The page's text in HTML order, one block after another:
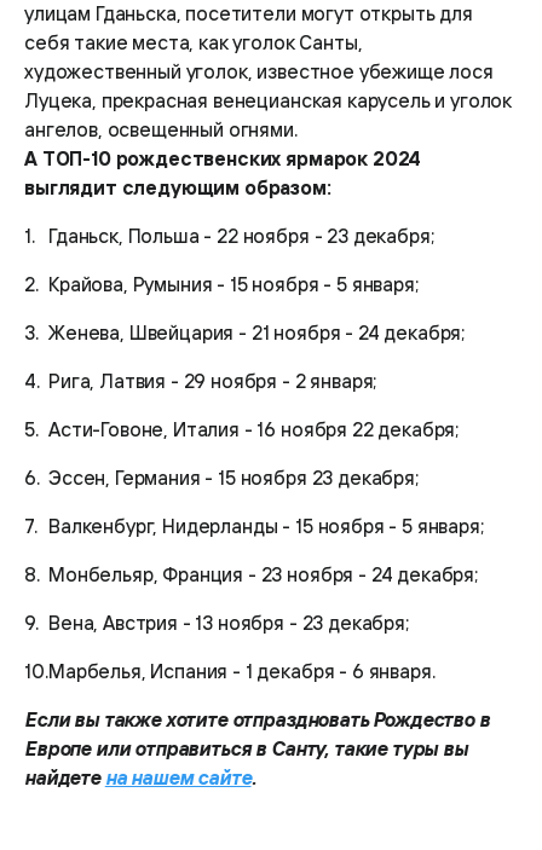
улицам Гданьска, посетители могут открыть для
себя такие места, как уголок Санты,
художественный уголок, известное убежище лося
Луцека, прекрасная венецианская карусель и уголок
ангелов, освещенный огнями.
А ТОП-10 рождественских ярмарок 2024
выглядит следующим образом:
Гданьск, Польша - 22 ноября - 23 декабря;
Крайова, Румыния - 15 ноября - 5 января;
Женева, Швейцария - 21 ноября - 24 декабря;
Рига, Латвия - 29 ноября - 2 января;
Асти-Говоне, Италия - 16 ноября 22 декабря;
Эссен, Германия - 15 ноября 23 декабря;
Валкенбург, Нидерланды - 15 ноября - 5 января;
Монбельяр, Франция - 23 ноября - 24 декабря;
Вена, Австрия - 13 ноября - 23 декабря;
Марбелья, Испания - 1 декабря - 6 января.
Если вы также хотите отпраздновать Рождество в
Европе или отправиться в Санту, такие туры вы
найдете на нашем сайте.